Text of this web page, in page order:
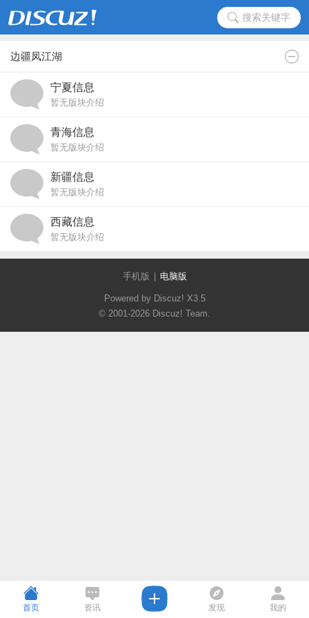
搜索关键字
边疆凤江湖
宁夏信息
暂无版块介绍
青海信息
暂无版块介绍
新疆信息
暂无版块介绍
西藏信息
暂无版块介绍
手机版 电脑版
Powered by Discuz! X3.5
© 2001-2026 Discuz! Team.
首页 资讯 发现 我的